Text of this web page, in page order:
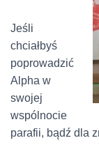
Jeśli
chciałbyś
poprowadzić
Alpha w
swojej
wspólnocie
parafii, bądź dla